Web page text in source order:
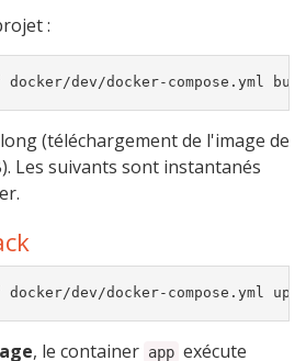
:
(téléchargement de l'image de
Les suivants sont instantanés
, le container app exécute